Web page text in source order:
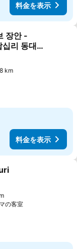
料金を表示
追加
장안 -
리 동대
km
料金を表示
追加
の客室